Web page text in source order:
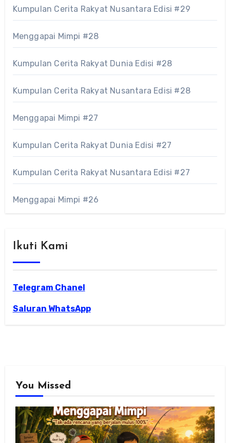
Kumpulan Cerita Rakyat Nusantara Edisi #29
Menggapai Mimpi #28
Kumpulan Cerita Rakyat Dunia Edisi #28
Kumpulan Cerita Rakyat Nusantara Edisi #28
Menggapai Mimpi #27
Kumpulan Cerita Rakyat Dunia Edisi #27
Kumpulan Cerita Rakyat Nusantara Edisi #27
Menggapai Mimpi #26
Ikuti Kami
Telegram Chanel
Saluran WhatsApp
You Missed